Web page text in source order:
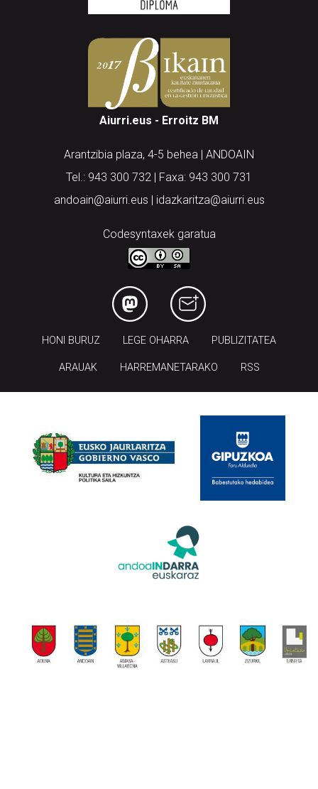
Aiurri.eus - Erroitz BM
Arantzibia plaza, 4-5 behea | ANDOAIN
Tel.: 943 300 732 | Faxa: 943 300 731
andoain@aiurri.eus | idazkaritza@aiurri.eus
Codesyntaxek garatua
HONI BURUZ LEGE OHARRA PUBLIZITATEA
ARAUAK HARREMANETARAKO RSS